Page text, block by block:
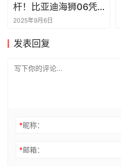
杆！比亚迪海狮06凭
什么？
2025年9月6日
发表回复
*昵称：
*邮箱：